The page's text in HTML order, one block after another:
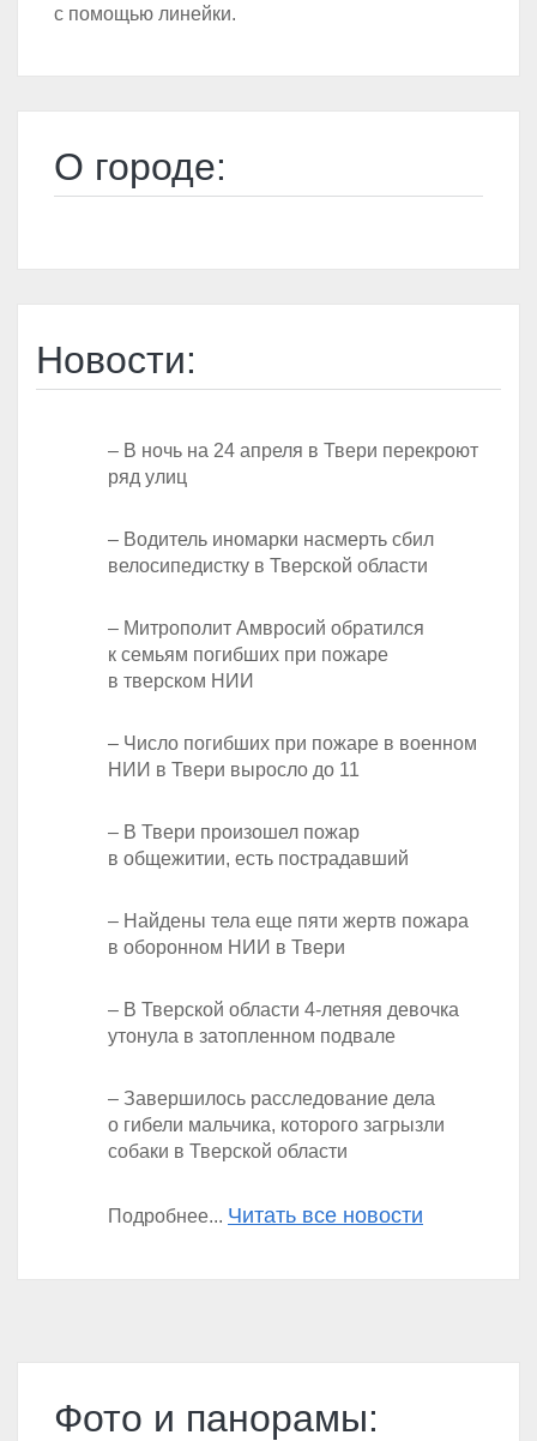
с помощью линейки.
О городе:
Новости:
– В ночь на 24 апреля в Твери перекроют
ряд улиц
– Водитель иномарки насмерть сбил
велосипедистку в Тверской области
– Митрополит Амвросий обратился
к семьям погибших при пожаре
в тверском НИИ
– Число погибших при пожаре в военном
НИИ в Твери выросло до 11
– В Твери произошел пожар
в общежитии, есть пострадавший
– Найдены тела еще пяти жертв пожара
в оборонном НИИ в Твери
– В Тверской области 4-летняя девочка
утонула в затопленном подвале
– Завершилось расследование дела
о гибели мальчика, которого загрызли
собаки в Тверской области
Подробнее... Читать все новости
Фото и панорамы: